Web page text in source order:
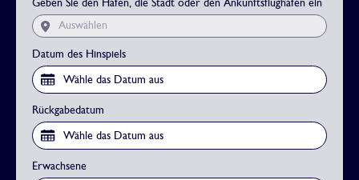
Geben Sie den Hafen, die Stadt oder den Ankunftsflughafen ein
Auswählen
Datum des Hinspiels
Rückgabedatum
Erwachsene